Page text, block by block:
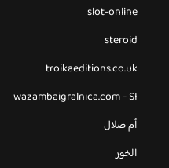
slot-online
steroid
troikaeditions.co.uk
wazambaigralnica.com - SI
أم صلال
الخور